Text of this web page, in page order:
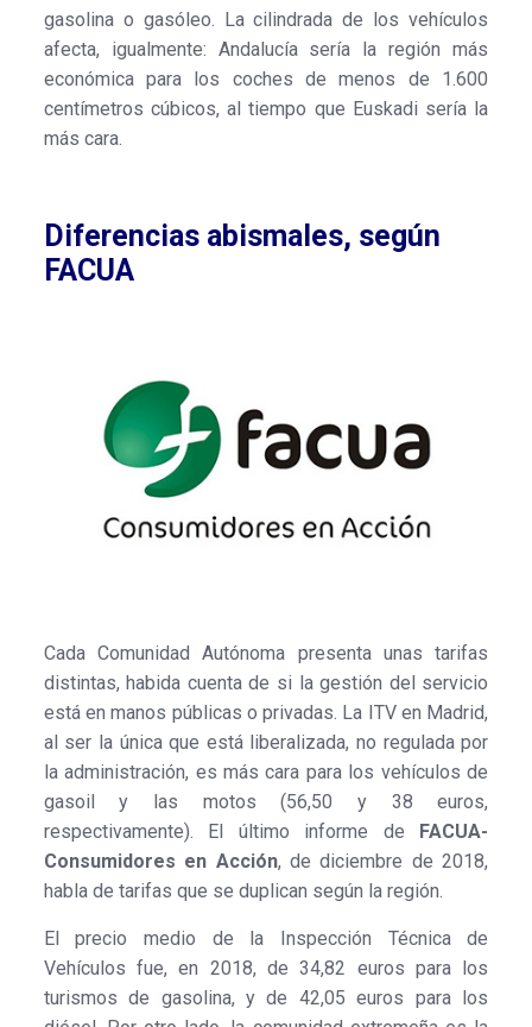
gasolina o gasóleo. La cilindrada de los vehículos
afecta, igualmente: Andalucía sería la región más
económica para los coches de menos de 1.600
centímetros cúbicos, al tiempo que Euskadi sería la
más cara.
Diferencias abismales, según
FACUA
Cada Comunidad Autónoma presenta unas tarifas
distintas, habida cuenta de si la gestión del servicio
está en manos públicas o privadas. La ITV en Madrid,
al ser la única que está liberalizada, no regulada por
la administración, es más cara para los vehículos de
gasoil y las motos (56,50 y 38 euros,
respectivamente). El último informe de FACUA-
Consumidores en Acción, de diciembre de 2018,
habla de tarifas que se duplican según la región.
El precio medio de la Inspección Técnica de
Vehículos fue, en 2018, de 34,82 euros para los
turismos de gasolina, y de 42,05 euros para los